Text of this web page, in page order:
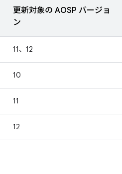
更新対象の AOSP バージョ
ン
11、12
10
11
12